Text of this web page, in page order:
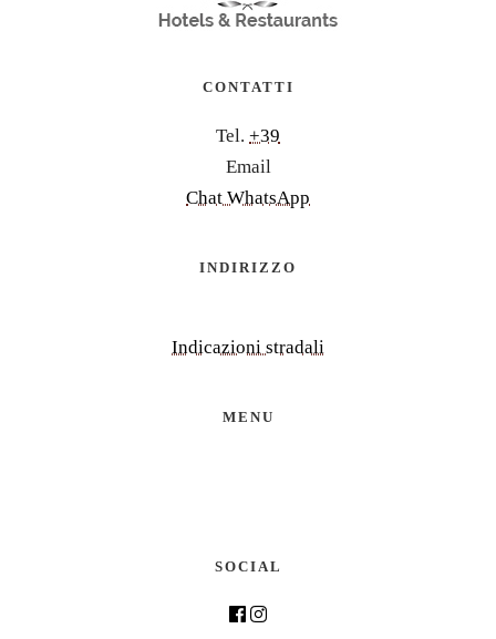
CONTATTI
Tel. +39
Email
Chat WhatsApp
INDIRIZZO
Indicazioni stradali
MENU
SOCIAL